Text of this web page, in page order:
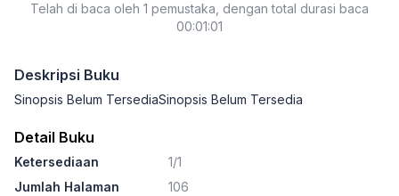
Telah di baca oleh 1 pemustaka, dengan total durasi baca
00:01:01
Deskripsi Buku
Sinopsis Belum TersediaSinopsis Belum Tersedia
Detail Buku
Ketersediaan
1/1
Jumlah Halaman
106